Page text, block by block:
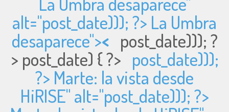
alt="post_date))); ?> La Umbra
desaparece">< post_date))); ?
> post_date) { ?> post_date)));
?> Marte: la vista desde
HiRISE" alt="post_date))); ?>